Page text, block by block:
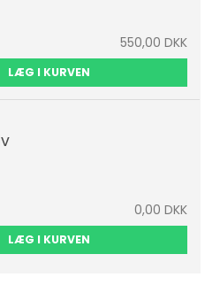
550,00 DKK
LÆG I KURVEN
0,00 DKK
LÆG I KURVEN